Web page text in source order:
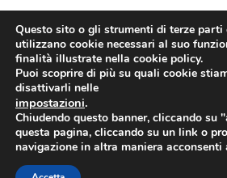
Negozio
Questo sito o gli strumenti di terze
utilizzano cookie necessari al suo
finalità illustrate nella cookie policy.
Puoi scoprire di più su quali cookie
disattivarli nelle
impostazioni.
Chiudendo questo banner, cliccando su
questa pagina, cliccando su un link o
navigazione in altra maniera acconsenti